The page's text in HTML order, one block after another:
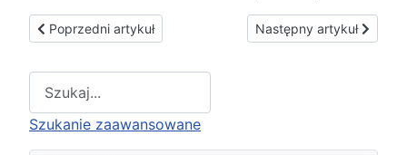
Poprzedni artykuł: Serce Niepokalane, wybaw nas !
Poprzedni artykuł Następny artykuł:
Następny artykuł
Type 2 or more characters for results.
Szukanie zaawansowane